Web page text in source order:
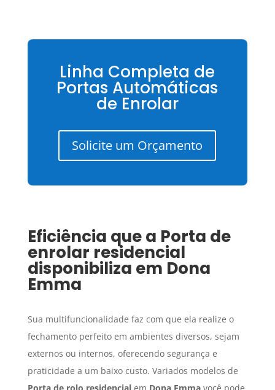
Linha Completa de
Portas Automáticas
de Enrolar
Solicite um Orçamento
Eficiência que a Porta de
enrolar residencial
disponibiliza em Dona
Emma
Sua multifuncionalidade faz com que ela realize o
fechamento perfeito em ambientes diversos, sejam
externos ou internos, oferecendo segurança e
praticidade a um baixo custo. Variados modelos de